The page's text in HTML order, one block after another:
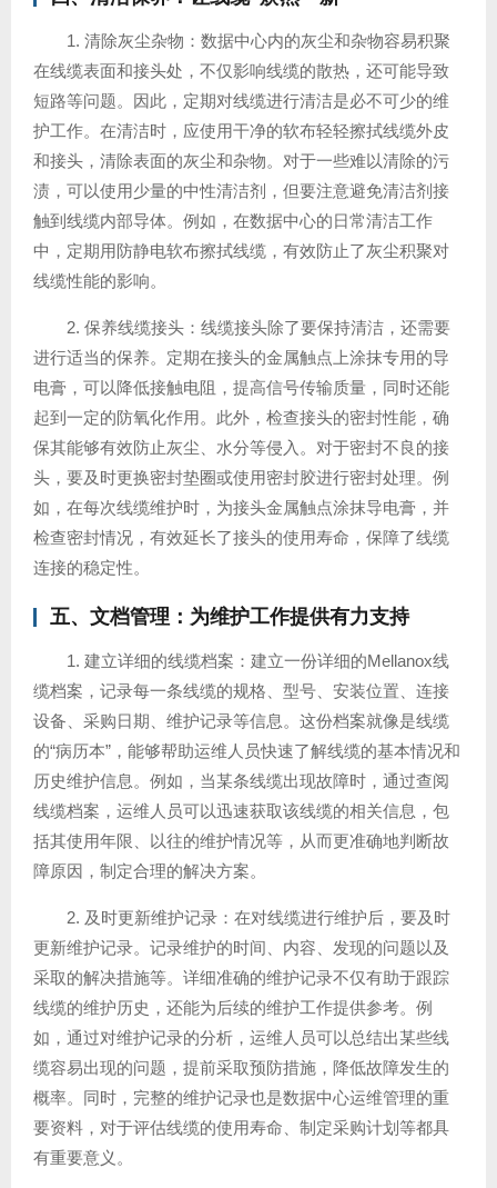
1. 清除灰尘杂物：数据中心内的灰尘和杂物容易积聚
在线缆表面和接头处，不仅影响线缆的散热，还可能导致
短路等问题。因此，定期对线缆进行清洁是必不可少的维
护工作。在清洁时，应使用干净的软布轻轻擦拭线缆外皮
和接头，清除表面的灰尘和杂物。对于一些难以清除的污
渍，可以使用少量的中性清洁剂，但要注意避免清洁剂接
触到线缆内部导体。例如，在数据中心的日常清洁工作
中，定期用防静电软布擦拭线缆，有效防止了灰尘积聚对
线缆性能的影响。
2. 保养线缆接头：线缆接头除了要保持清洁，还需要
进行适当的保养。定期在接头的金属触点上涂抹专用的导
电膏，可以降低接触电阻，提高信号传输质量，同时还能
起到一定的防氧化作用。此外，检查接头的密封性能，确
保其能够有效防止灰尘、水分等侵入。对于密封不良的接
头，要及时更换密封垫圈或使用密封胶进行密封处理。例
如，在每次线缆维护时，为接头金属触点涂抹导电膏，并
检查密封情况，有效延长了接头的使用寿命，保障了线缆
连接的稳定性。
五、文档管理：为维护工作提供有力支持
1. 建立详细的线缆档案：建立一份详细的Mellanox线
缆档案，记录每一条线缆的规格、型号、安装位置、连接
设备、采购日期、维护记录等信息。这份档案就像是线缆
的“病历本”，能够帮助运维人员快速了解线缆的基本情况和
历史维护信息。例如，当某条线缆出现故障时，通过查阅
线缆档案，运维人员可以迅速获取该线缆的相关信息，包
括其使用年限、以往的维护情况等，从而更准确地判断故
障原因，制定合理的解决方案。
2. 及时更新维护记录：在对线缆进行维护后，要及时
更新维护记录。记录维护的时间、内容、发现的问题以及
采取的解决措施等。详细准确的维护记录不仅有助于跟踪
线缆的维护历史，还能为后续的维护工作提供参考。例
如，通过对维护记录的分析，运维人员可以总结出某些线
缆容易出现的问题，提前采取预防措施，降低故障发生的
概率。同时，完整的维护记录也是数据中心运维管理的重
要资料，对于评估线缆的使用寿命、制定采购计划等都具
有重要意义。